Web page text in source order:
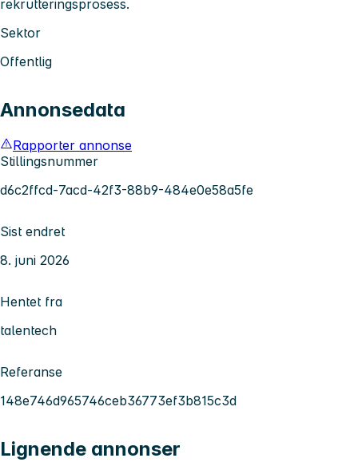
rekrutteringsprosess.
Sektor
Offentlig
Annonsedata
Rapporter annonse
Stillingsnummer
d6c2ffcd-7acd-42f3-88b9-484e0e58a5fe
Sist endret
8. juni 2026
Hentet fra
talentech
Referanse
148e746d965746ceb36773ef3b815c3d
Lignende annonser